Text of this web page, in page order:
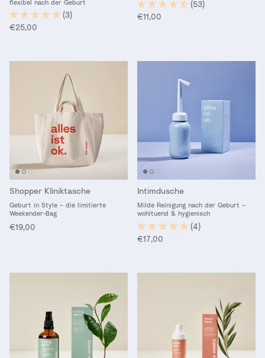
flexibel nach der Geburt
(3)
Normaler Preis
€25,00
(53)
Normaler Preis
€11,00
Shopper Kliniktasche
Geburt in Style – die limitierte
Weekender-Bag
Normaler Preis
€19,00
Intimdusche
Milde Reinigung nach der Geburt –
wohltuend & hygienisch
(4)
Normaler Preis
€17,00